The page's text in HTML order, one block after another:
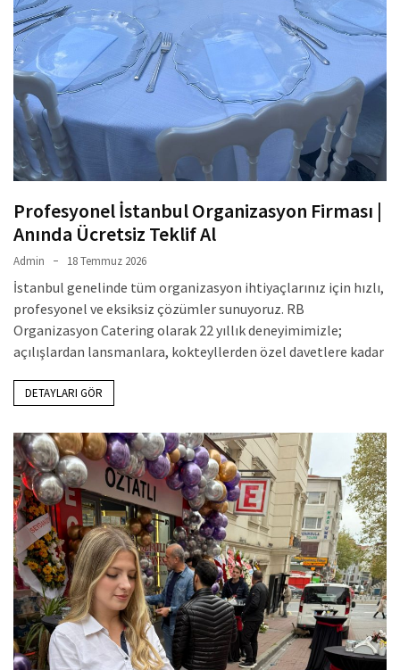
Profesyonel İstanbul Organizasyon Firması |
Anında Ücretsiz Teklif Al
Admin 18 Temmuz 2026
İstanbul genelinde tüm organizasyon ihtiyaçlarınız için hızlı,
profesyonel ve eksiksiz çözümler sunuyoruz. RB
Organizasyon Catering olarak 22 yıllık deneyimimizle;
açılışlardan lansmanlara, kokteyllerden özel davetlere kadar
DETAYLARI GÖR